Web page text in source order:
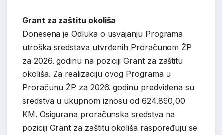
Grant za zaštitu okoliša
Donesena je Odluka o usvajanju Programa
utroška sredstava utvrđenih Proračunom ŽP
za 2026. godinu na poziciji Grant za zaštitu
okoliša. Za realizaciju ovog Programa u
Proračunu ŽP za 2026. godinu predviđena su
sredstva u ukupnom iznosu od 624.890,00
KM. Osigurana proračunska sredstva na
poziciji Grant za zaštitu okoliša raspoređuju se